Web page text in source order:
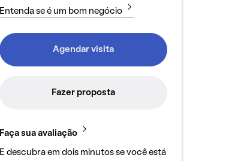
Entenda se é um bom negócio
Agendar visita
Fazer proposta
Faça sua avaliação
E descubra em dois minutos se você está